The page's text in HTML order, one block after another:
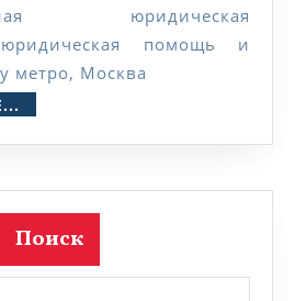
юридическая помощь и
метро, Москва
Поиск